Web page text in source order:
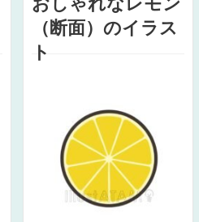
（断面）のイラス
ト